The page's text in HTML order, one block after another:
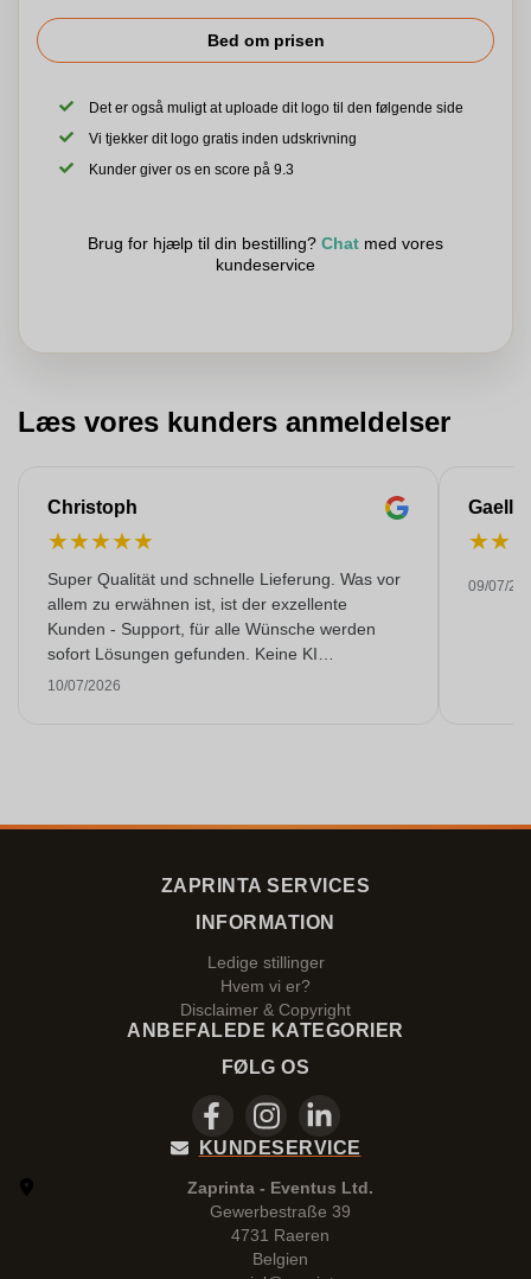
Bed om prisen
Det er også muligt at uploade dit logo til den følgende side
Vi tjekker dit logo gratis inden udskrivning
Kunder giver os en score på 9.3
Brug for hjælp til din bestilling? Chat med vores
kundeservice
Læs vores kunders anmeldelser
Christoph
★★★★★
Super Qualität und schnelle Lieferung. Was vor
allem zu erwähnen ist, ist der exzellente
Kunden - Support, für alle Wünsche werden
sofort Lösungen gefunden. Keine KI
Gespräche. Sehr selten heutzutage. Top
10/07/2026
Gaelle
★★
09/07/
ZAPRINTA SERVICES
INFORMATION
Ledige stillinger
Hvem vi er?
Disclaimer & Copyright
ANBEFALEDE KATEGORIER
FØLG OS
KUNDESERVICE
Zaprinta - Eventus Ltd.
Gewerbestraße 39
4731 Raeren
Belgien